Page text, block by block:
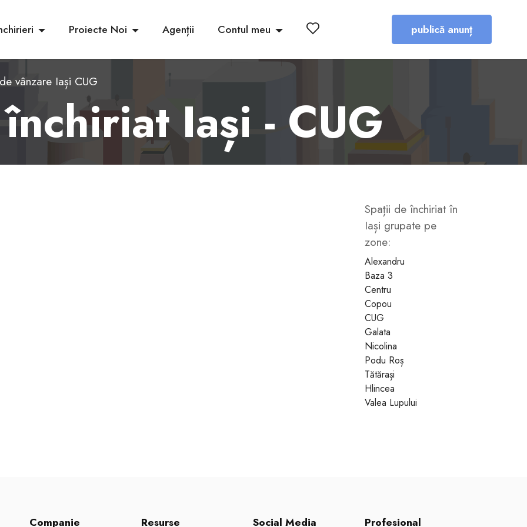
Proiecte Noi Agenții Contul meu publică anunț
vânzare Iași CUG
Iași - CUG
Spații de închiriat în
Iași grupate pe
zone:
Alexandru
Baza 3
Centru
Copou
CUG
Galata
Nicolina
Podu Roș
Tătărași
Hlincea
Valea Lupului
Companie Resurse Social Media Profesional